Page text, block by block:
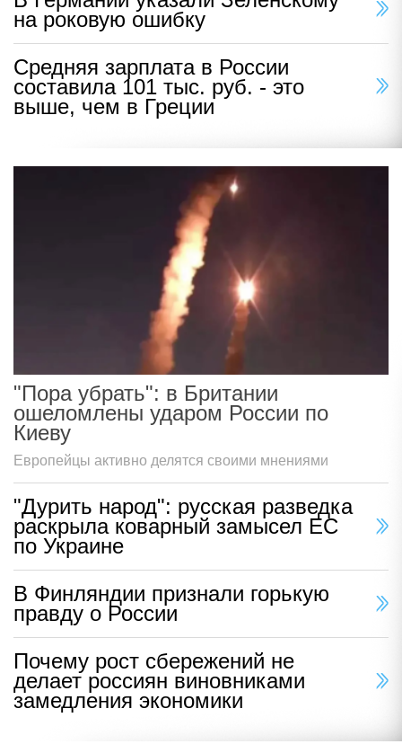
на роковую ошибку
Средняя зарплата в России
составила 101 тыс. руб. - это
выше, чем в Греции
"Пора убрать": в Британии
ошеломлены ударом России по
Киеву
Европейцы активно делятся своими мнениями
"Дурить народ": русская разведка
раскрыла коварный замысел ЕС
по Украине
В Финляндии признали горькую
правду о России
Почему рост сбережений не
делает россиян виновниками
замедления экономики